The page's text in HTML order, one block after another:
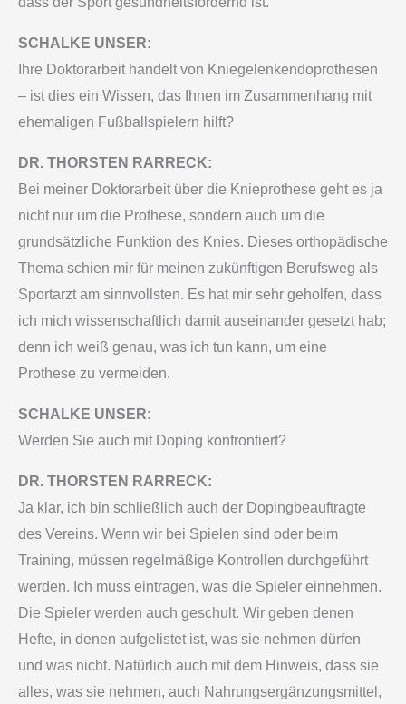
SCHALKE UNSER:
Ihre Doktorarbeit handelt von Kniegelenkendoprothesen
– ist dies ein Wissen, das Ihnen im Zusammenhang mit
ehemaligen Fußballspielern hilft?
DR. THORSTEN RARRECK:
Bei meiner Doktorarbeit über die Knieprothese geht es ja
nicht nur um die Prothese, sondern auch um die
grundsätzliche Funktion des Knies. Dieses orthopädische
Thema schien mir für meinen zukünftigen Berufsweg als
Sportarzt am sinnvollsten. Es hat mir sehr geholfen, dass
ich mich wissenschaftlich damit auseinander gesetzt hab;
denn ich weiß genau, was ich tun kann, um eine
Prothese zu vermeiden.
SCHALKE UNSER:
Werden Sie auch mit Doping konfrontiert?
DR. THORSTEN RARRECK:
Ja klar, ich bin schließlich auch der Dopingbeauftragte
des Vereins. Wenn wir bei Spielen sind oder beim
Training, müssen regelmäßige Kontrollen durchgeführt
werden. Ich muss eintragen, was die Spieler einnehmen.
Die Spieler werden auch geschult. Wir geben denen
Hefte, in denen aufgelistet ist, was sie nehmen dürfen
und was nicht. Natürlich auch mit dem Hinweis, dass sie
alles, was sie nehmen, auch Nahrungsergänzungsmittel,